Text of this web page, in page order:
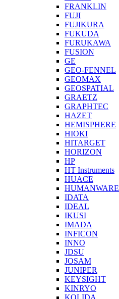
FRANKLIN
FUJI
FUJIKURA
FUKUDA
FURUKAWA
FUSION
GE
GEO-FENNEL
GEOMAX
GEOSPATIAL
GRAETZ
GRAPHTEC
HAZET
HEMISPHERE
HIOKI
HITARGET
HORIZON
HP
HT Instruments
HUACE
HUMANWARE
IDATA
IDEAL
IKUSI
IMADA
INFICON
INNO
JDSU
JOSAM
JUNIPER
KEYSIGHT
KINRYO
KOLIDA